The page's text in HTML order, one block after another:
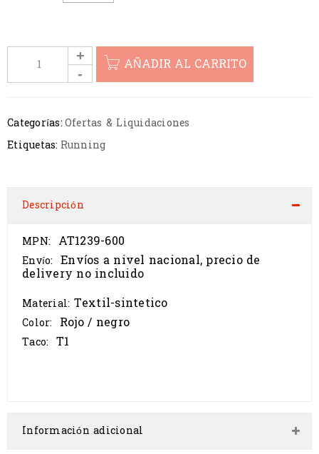
AÑADIR AL CARRITO
Categorías:Ofertas & Liquidaciones
Etiquetas: Running
Descripción
MPN: AT1239-600
Envío: Envíos a nivel nacional, precio de
delivery no incluido
Material: Textil-sintetico
Color: Rojo / negro
Taco: T1
Información adicional